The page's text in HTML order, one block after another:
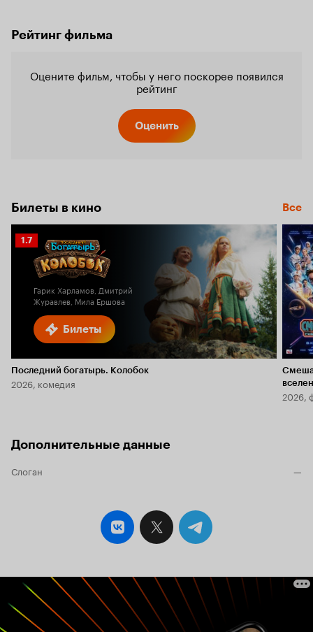
Рейтинг фильма
Оцените фильм, чтобы у него поскорее появился
рейтинг
Оценить
Билеты в кино Все
Билеты
Рейтинг
Кинопоиска
1.7
Гарик Харламов, Дмитрий
Журавлев, Мила Ершова
Последний богатырь. Колобок
2026, комедия
2026,
Дополнительные данные
Слоган —